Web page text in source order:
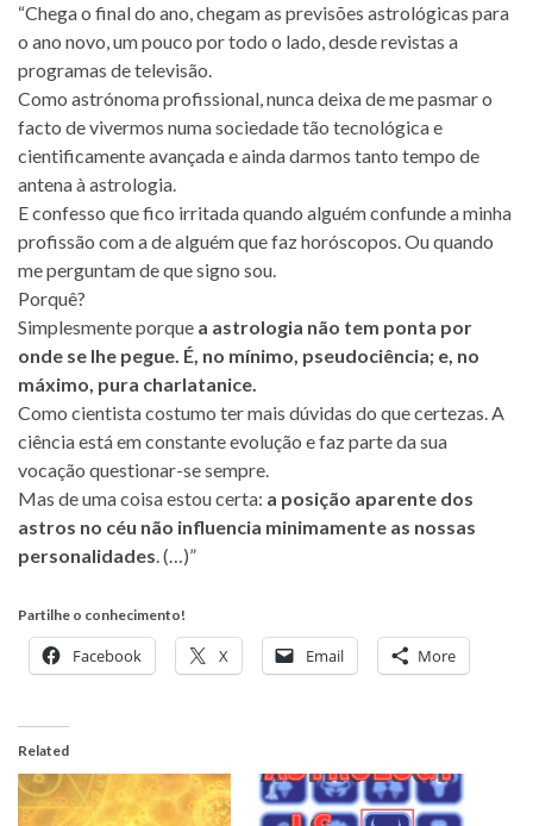
“Chega o final do ano, chegam as previsões astrológicas para
o ano novo, um pouco por todo o lado, desde revistas a
programas de televisão.
Como astrónoma profissional, nunca deixa de me pasmar o
facto de vivermos numa sociedade tão tecnológica e
cientificamente avançada e ainda darmos tanto tempo de
antena à astrologia.
E confesso que fico irritada quando alguém confunde a minha
profissão com a de alguém que faz horóscopos. Ou quando
me perguntam de que signo sou.
Porquê?
Simplesmente porque a astrologia não tem ponta por
onde se lhe pegue. É, no mínimo, pseudociência; e, no
máximo, pura charlatanice.
Como cientista costumo ter mais dúvidas do que certezas. A
ciência está em constante evolução e faz parte da sua
vocação questionar-se sempre.
Mas de uma coisa estou certa: a posição aparente dos
astros no céu não influencia minimamente as nossas
personalidades. (…)”
Partilhe o conhecimento!
Facebook X Email More
Related